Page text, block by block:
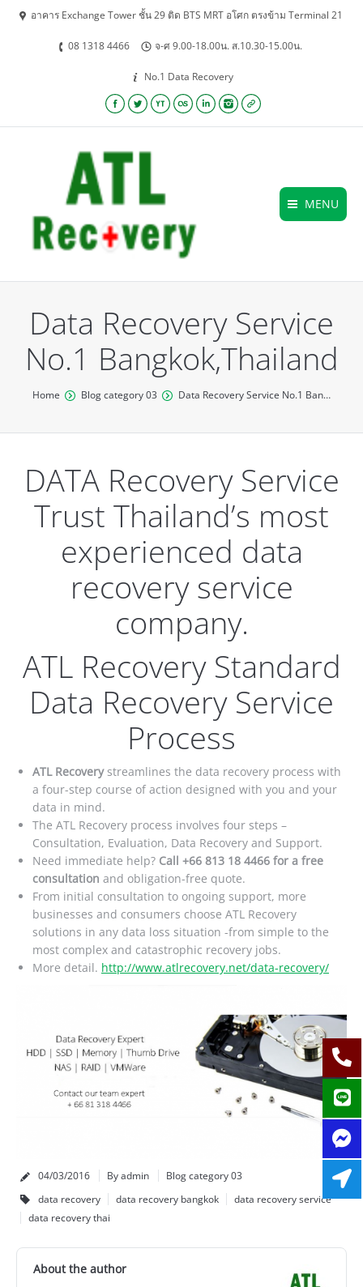
อาคาร Exchange Tower ชั้น 29 ติด BTS MRT อโศก ตรงข้าม Terminal 21
08 1318 4466 จ-ศ 9.00-18.00น. ส.10.30-15.00น.
No.1 Data Recovery
Facebook
TwitterYouTubeLastfmLinkedinInstagram
Website
MENU
Data Recovery Service
No.1 Bangkok,Thailand
You are here:
Home Blog category 03 Data Recovery Service No.1 Ban…
DATA Recovery Service
Trust Thailand’s most
experienced data
recovery service
company.
ATL Recovery Standard
Data Recovery Service
Process
ATL Recoverystreamlines the data recovery process with
a four-step course of action designed with you and your
data in mind.
The ATL Recovery process involves four steps –
Consultation, Evaluation, Data Recovery and Support.
Need immediate help? Call +66 813 18 4466 for a free
consultation and obligation-free quote.
From initial consultation to ongoing support, more
businesses and consumers choose ATL Recovery
solutions in any data loss situation -from simple to the
most complex and catastrophic recovery jobs.
More detail. http://www.atlrecovery.net/data-recovery/
04/03/2016 By admin
Blog category 03
data recovery
data recovery bangkok
data recovery service
data recovery thai
About the author